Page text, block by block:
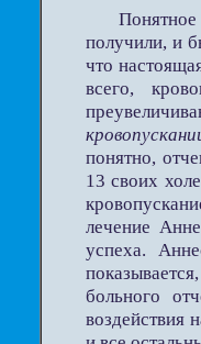
Понятное
получили, и
что
всего,
понятно,
13 своих
лечение
успеха.
больного
воздействия